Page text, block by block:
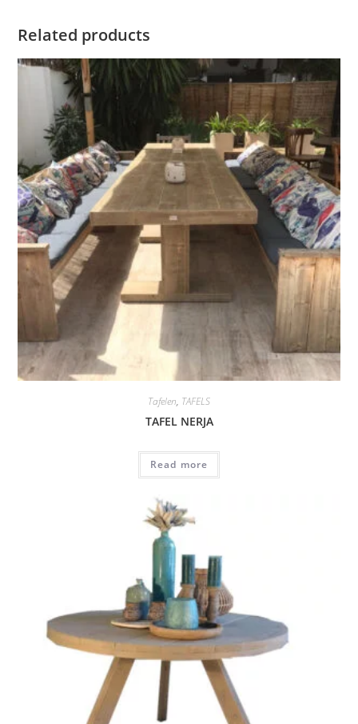
Related products
Tafelen, TAFELS
TAFEL NERJA
Read more